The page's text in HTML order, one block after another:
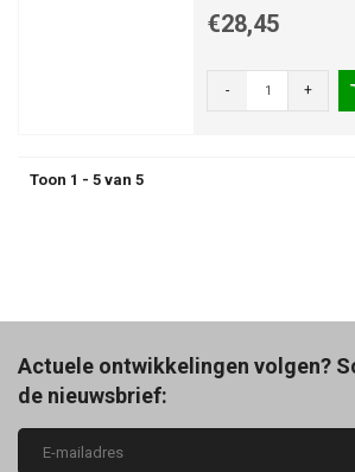
€28,45
- +
Toon 1 - 5 van 5
Actuele ontwikkelingen volgen?
de nieuwsbrief: